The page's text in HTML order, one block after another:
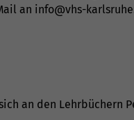
an info@vhs-
an den Lehrbüchern